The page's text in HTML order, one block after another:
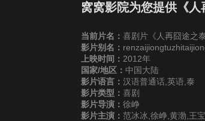
窝窝影院为您提供《
当前片名： 喜剧片《人再囧途之泰
影片别名：
上映时间： 2012年
国家/地区： 中国大陆
影片语言： 汉语普通话,英语,泰
影片类型： 喜剧
影片导演： 徐峥
影片主演： 范冰冰,徐峥,黄渤,王